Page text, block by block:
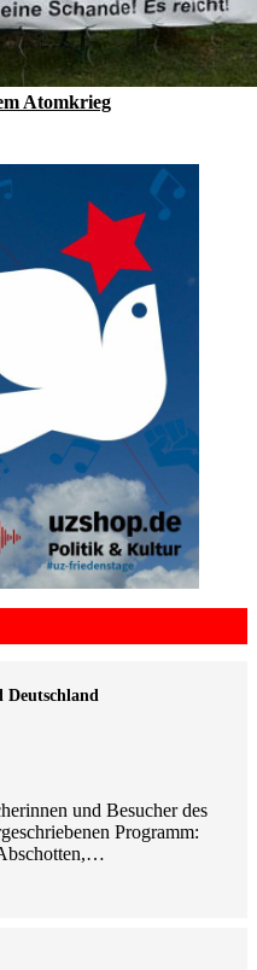
Atomkrieg
und Besucher des
Programm: